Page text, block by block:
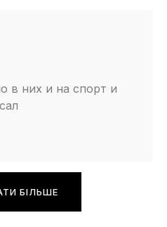
в них и на спорт и
БІЛЬШЕ